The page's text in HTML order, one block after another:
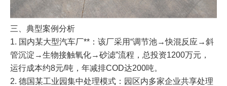
三、典型案例分析
1. 国内某大型汽车厂**：该厂采用“调节池→快混反应→斜
管沉淀→生物接触氧化→砂滤”流程，总投资1200万元，
运行成本约8元/吨，年减排COD达200吨。
2. 德国某工业园集中处理模式：园区内多家企业共享处理